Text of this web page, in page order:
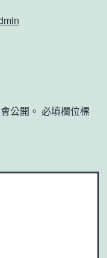
公開。 必填欄位標